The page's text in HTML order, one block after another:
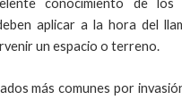
aplicar a la hora del
un espacio o terreno.
más comunes por